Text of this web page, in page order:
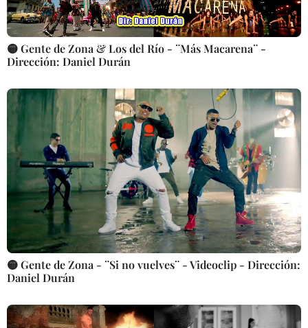
🟡 Gente de Zona & Los del Río - ¨Más Macarena¨ -
Dirección: Daniel Durán
🟡 Gente de Zona - ¨Si no vuelves¨ - Videoclip - Dirección:
Daniel Durán